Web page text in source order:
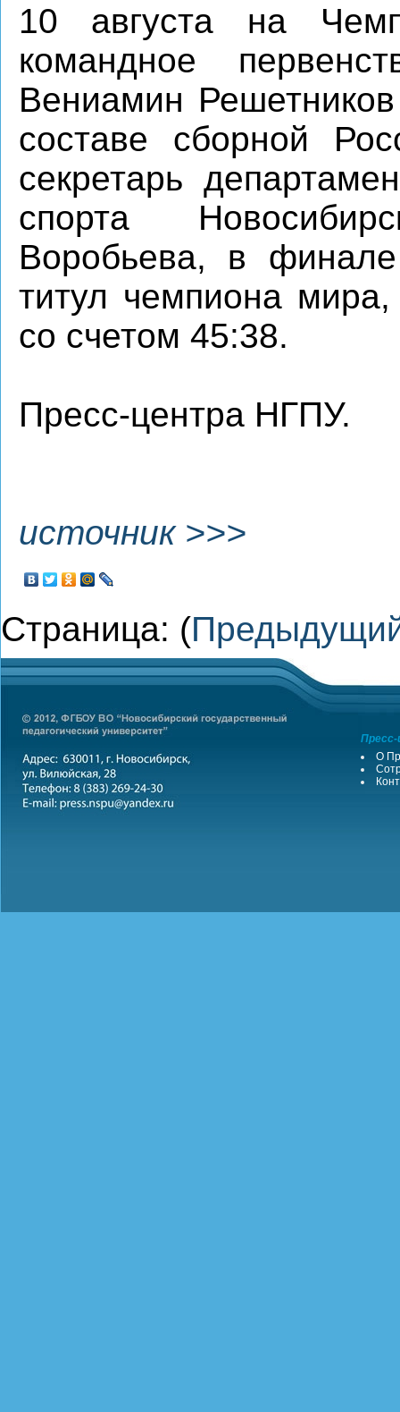
10 августа на
командное
Вениамин
составе сборной
секретарь
спорта
Воробьева, в
титул чемпиона
со счетом 45:38.
Пресс-центра НГПУ.
источник >>>
Страница: (
О